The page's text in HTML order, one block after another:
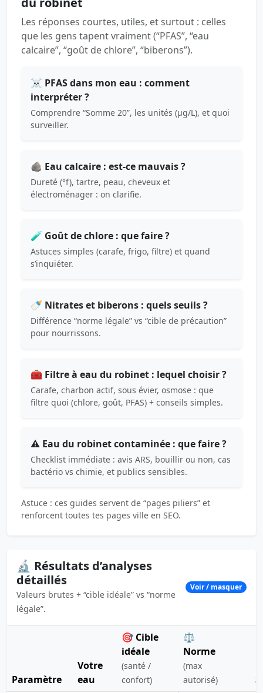
Les réponses courtes, utiles, et surtout : celles
que les gens tapent vraiment (“PFAS”, “eau
calcaire”, “goût de chlore”, “biberons”).
☠️ PFAS dans mon eau : comment
interpréter ?
Comprendre “Somme 20”, les unités (µg/L), et quoi
surveiller.
🪨 Eau calcaire : est-ce mauvais ?
Dureté (°f), tartre, peau, cheveux et
électroménager : on clarifie.
🧪 Goût de chlore : que faire ?
Astuces simples (carafe, frigo, filtre) et quand
s’inquiéter.
🍼 Nitrates et biberons : quels seuils ?
Différence “norme légale” vs “cible de précaution”
pour nourrissons.
🧰 Filtre à eau du robinet : lequel choisir ?
Carafe, charbon actif, sous évier, osmose : que
filtre quoi (chlore, goût, PFAS) + conseils simples.
⚠️ Eau du robinet contaminée : que faire ?
Checklist immédiate : avis ARS, bouillir ou non, cas
bactério vs chimie, et publics sensibles.
Astuce : ces guides servent de “pages piliers” et
renforcent toutes tes pages ville en SEO.
🔬 Résultats d’analyses
détaillés
Valeurs brutes + “cible idéale” vs “norme
légale”.
Voir / masquer
Paramètre
Votre
eau
🎯 Cible
idéale
(santé /
confort)
⚖️
Norme
(max
autorisé)